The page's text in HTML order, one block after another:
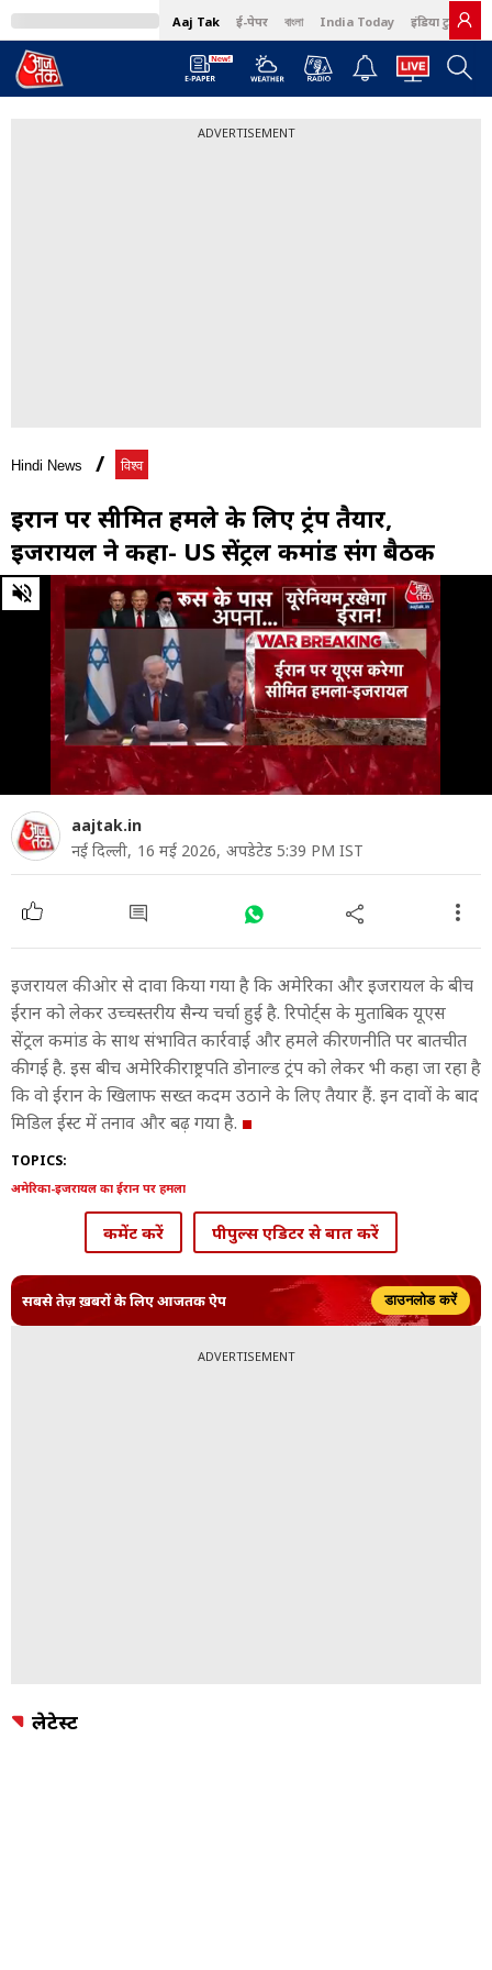
Aaj Tak ई-पेपर বাংলা India Today इंडिया टुडे हिंदी
ADVERTISEMENT
Hindi News विश्व
ईरान पर सीमित हमले के लिए ट्रंप तैयार,
इजरायल ने कहा- US सेंट्रल कमांड संग बैठक
0
of
aajtak.in
नई दिल्ली, 16 मई 2026, अपडेटेड 5:39 PM IST
इजरायल की ओर से दावा किया गया है कि अमेरिका और इजरायल के बीच
ईरान को लेकर उच्चस्तरीय सैन्य चर्चा हुई है. रिपोर्ट्स के मुताबिक यूएस
सेंट्रल कमांड के साथ संभावित कार्रवाई और हमले की रणनीति पर बातचीत
की गई है. इस बीच अमेरिकी राष्ट्रपति डोनाल्ड ट्रंप को लेकर भी कहा जा रहा है
कि वो ईरान के खिलाफ सख्त कदम उठाने के लिए तैयार हैं. इन दावों के बाद
मिडिल ईस्ट में तनाव और बढ़ गया है.
TOPICS:
अमेरिका-इजरायल का ईरान पर हमला
कमेंट करें पीपुल्स एडिटर से बात करें
सबसे तेज़ ख़बरों के लिए आजतक ऐप डाउनलोड करें
ADVERTISEMENT
लेटेस्ट